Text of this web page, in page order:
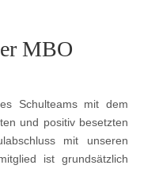
MBO
Schulteams mit dem
und positiv besetzten
mit unseren
ist grundsätzlich